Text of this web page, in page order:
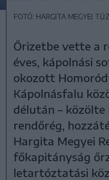
FOTÓ: HARGITA MEGYEI
Őrizetbe vette a
éves, kápolnási
okozott
Kápolnásfalu
délután –
rendőrég,
Hargita Megyei
főkapitányság
letartóztatási